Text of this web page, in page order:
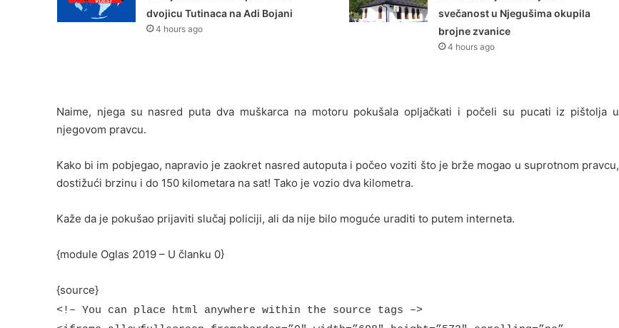
dvojicu Tutinaca na Adi Bojani
4 hours ago
svečanost u Njegušima okupila
brojne zvanice
4 hours ago
Naime, njega su nasred puta dva muškarca na motoru pokušala opljačkati i počeli su pucati iz pištolja u
njegovom pravcu.
Kako bi im pobjegao, napravio je zaokret nasred autoputa i počeo voziti što je brže mogao u suprotnom pravcu,
dostižući brzinu i do 150 kilometara na sat! Tako je vozio dva kilometra.
Kaže da je pokušao prijaviti slučaj policiji, ali da nije bilo moguće uraditi to putem interneta.
{module Oglas 2019 – U članku 0}
{source}
<!– You can place html anywhere within the source tags –>